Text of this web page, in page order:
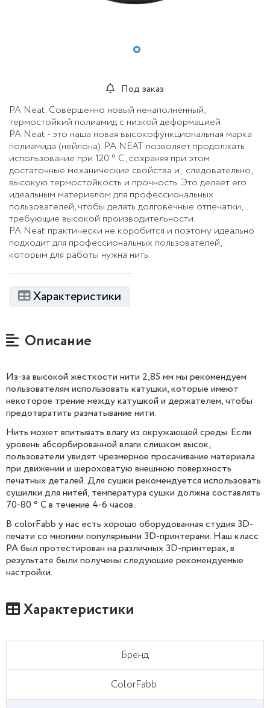
Под заказ
PA Neat. Совершенно новый ненаполненный,
термостойкий полиамид с низкой деформацией
PA Neat - это наша новая высокофункциональная марка
полиамида (нейлона). PA NEAT позволяет продолжать
использование при 120 ° C, сохраняя при этом
достаточные механические свойства и, следовательно,
высокую термостойкость и прочность. Это делает его
идеальным материалом для профессиональных
пользователей, чтобы делать долговечные отпечатки,
требующие высокой производительности.
PA Neat практически не коробится и поэтому идеально
подходит для профессиональных пользователей,
которым для работы нужна нить.
Характеристики
Описание
Из-за высокой жесткости нити 2,85 мм мы рекомендуем
пользователям использовать катушки, которые имеют
некоторое трение между катушкой и держателем, чтобы
предотвратить разматывание нити.
Нить может впитывать влагу из окружающей среды. Если
уровень абсорбированной влаги слишком высок,
пользователи увидят чрезмерное просачивание материала
при движении и шероховатую внешнюю поверхность
печатных деталей. Для сушки рекомендуется использовать
сушилки для нитей, температура сушки должна составлять
70-80 ° C в течение 4-6 часов.
В colorFabb у нас есть хорошо оборудованная студия 3D-
печати со многими популярными 3D-принтерами. Наш класс
PA был протестирован на различных 3D-принтерах, в
результате были получены следующие рекомендуемые
настройки.
Характеристики
Бренд
ColorFabb